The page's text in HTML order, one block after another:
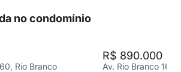
no condomínio
Rio Branco
R$ 890.000
Av. Rio Branco